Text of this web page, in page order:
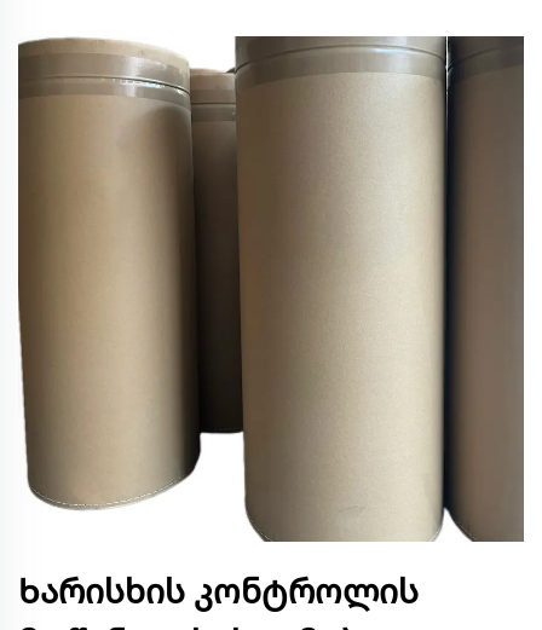
Ხარისხის კონტროლის